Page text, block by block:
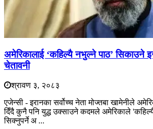
अमेरिकालाई ‘कहिल्यै नभुल्ने पाठ’ सिकाउने
चेतावनी
श्रावण ३, २०८३
एजेन्सी - इरानका सर्वोच्च नेता मोज्तबा खामेनीले
दिँदै कुनै पनि युद्ध उक्साउने कदमले अमेरिकाले
सिक्नुपर्ने अ ...